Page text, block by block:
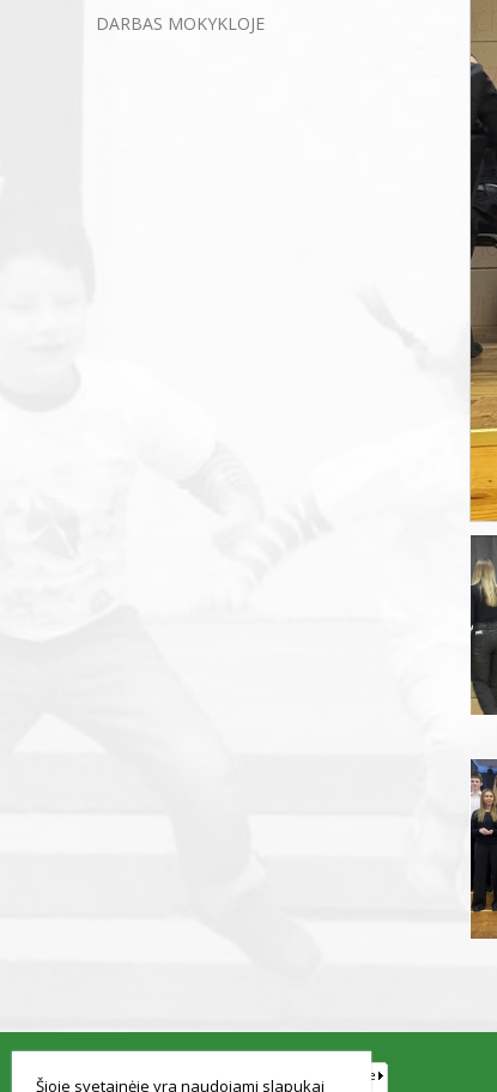
DARBAS MOKYKLOJE
Šioje svetainėje yra naudojami slapukai